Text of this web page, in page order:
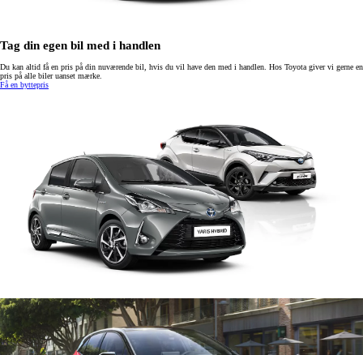
Tag din egen bil med i handlen
Du kan altid få en pris på din nuværende bil, hvis du vil have den med i handlen. Hos Toyota giver vi gerne en
pris på alle biler uanset mærke.
Få en byttepris